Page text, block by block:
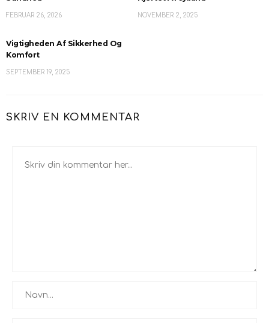
FEBRUAR 26, 2026 NOVEMBER 2, 2025
Vigtigheden Af Sikkerhed Og
Komfort
SEPTEMBER 19, 2025
SKRIV EN KOMMENTAR